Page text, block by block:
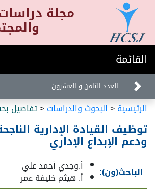
مجلة
القائمة
العدد الثامن و العشرون
الرئيسية< البحوث والدراسات<تفاصيل
توظيف القيادة الإدارية
ودعم الإبداع الإداري
الباحث(ون): أ.وجدي أحمد علي
أ. هيثم خليفة عمر